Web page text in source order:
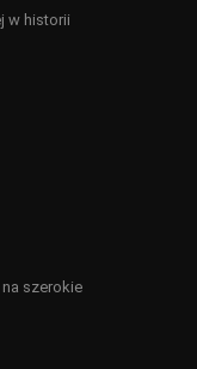
w historii
szerokie